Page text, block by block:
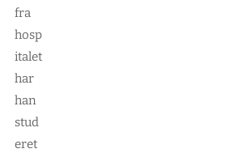
fra
hosp
italet
har
han
stud
eret